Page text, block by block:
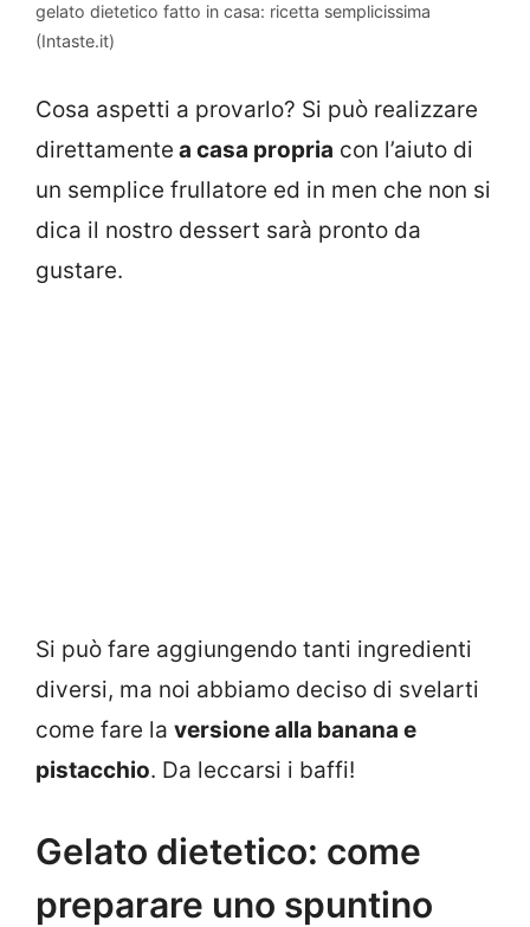
gelato dietetico fatto in casa: ricetta semplicissima
(Intaste.it)
Cosa aspetti a provarlo? Si può realizzare
direttamente a casa propria con l’aiuto di
un semplice frullatore ed in men che non si
dica il nostro dessert sarà pronto da
gustare.
Si può fare aggiungendo tanti ingredienti
diversi, ma noi abbiamo deciso di svelarti
come fare la versione alla banana e
pistacchio. Da leccarsi i baffi!
Gelato dietetico: come
preparare uno spuntino